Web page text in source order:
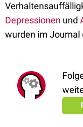
Depressionen und
wurden im Journal